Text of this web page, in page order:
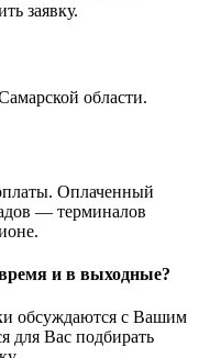
заявку.
области.
Оплаченный
— терминалов
и в выходные?
обсуждаются с Вашим
для Вас подбирать